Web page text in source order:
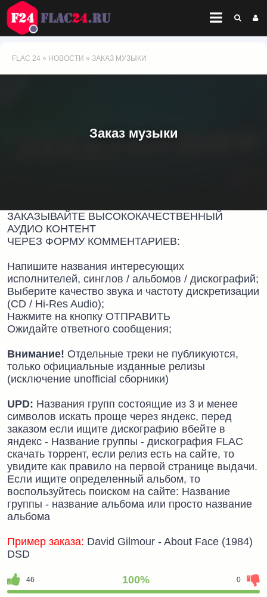
FLAC 24 » НОВОСТИ » ЗАКАЗ МУЗЫКИ
Заказ музыки
ЗАКАЗЫВАЙТЕ ВЫСОКОКАЧЕСТВЕННЫЙ
АУДИО КОНТЕНТ
ЧЕРЕЗ ФОРМУ КОММЕНТАРИЕВ:
Напишите названия интересующих
исполнителей, синглов / альбомов / дискографий;
Выберите качество звука и частоту дискретизации
(CD / Hi-Res Audio);
Нажмите на кнопку ОТПРАВИТЬ
Ожидайте ответного сообщения;
Внимание! Отдельные треки не публикуются,
только официальные изданные релизы
(исключение unofficial сборники)
UPD: Названия групп состоящие из 3 и менее
символов искать проще через яндекс, перед
заказом если ищите дискографию вбейте в
яндекс - Название группы - дискография FLAC
скачать торрент, если релиз есть на сайте, то
увидите как правило на первой странице выдачи.
Если ищите определенный альбом, то
воспользуйтесь поиском на сайте: Название
группы - название альбома или просто название
альбома
Пример заказа: David Gilmour - About Face (1984)
DSD
46 100% 0